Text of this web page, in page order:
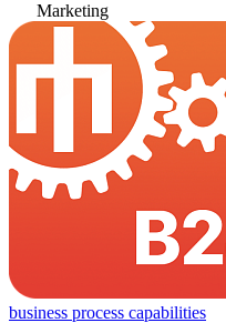
Marketing
business process capabilities